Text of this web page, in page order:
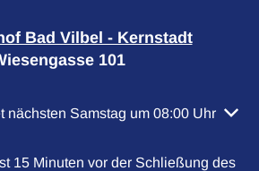
Bad Vilbel - Kernstadt
101
Öffnungs- oder Schließzeiten
nächsten Samstag um 08:00 Uhr
15 Minuten vor der Schließung des